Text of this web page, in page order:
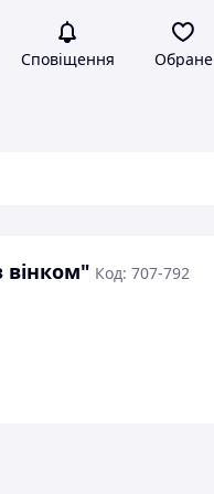
Сповіщення Обране
вінком" Код: 707-792